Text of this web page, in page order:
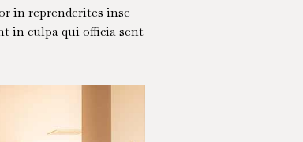
in reprenderites inse
in culpa qui officia sent